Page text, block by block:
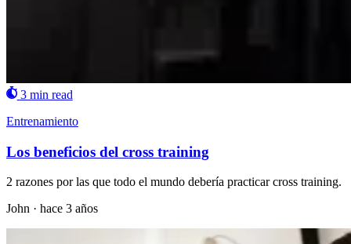
3 min read
Entrenamiento
Los beneficios del cross training
2 razones por las que todo el mundo debería practicar cross training.
John · hace 3 años